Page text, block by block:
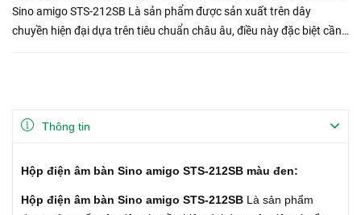
Sino amigo STS-212SB Là sản phẩm được sản xuất trên dây
chuyền hiện đại dựa trên tiêu chuẩn châu âu, điều này đặc biệt cần
Thông tin
Hộp điện âm bàn Sino amigo STS-212SB màu đen:
Hộp điện âm bàn Sino amigo STS-212SB Là sản phẩm